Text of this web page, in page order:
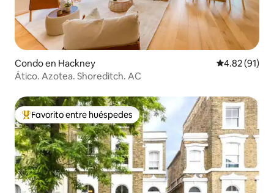
Condo en Hackney Calificación
4.82 (91)
Ático. Azotea. Shoreditch. AC
Favorito entre huéspedes preferido
Favorito entre huéspedes